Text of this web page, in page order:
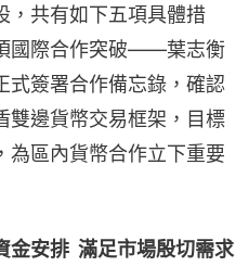
，共有如下五項具體措
國際合作突破——葉志衡
式簽署合作備忘錄，確認
雙邊貨幣交易框架，目標
為區內貨幣合作立下重要
金安排  滿足市場殷切需求